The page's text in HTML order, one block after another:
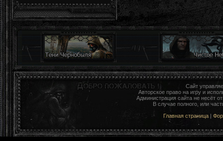
Сайт
Авторское право на игру и
Администрация сайта не несёт
В случае полного, или
Главная страница |